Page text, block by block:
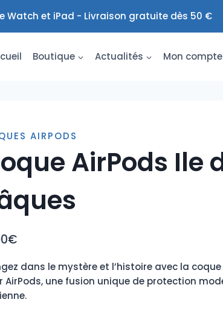
Watch et iPad - Livraison gratuite dès 50 €
Boutique Actualités Mon compte
AIRPODS
AirPods Ile
€
dans le mystère et l’histoire avec la coque
AirPods, une fusion unique de protection